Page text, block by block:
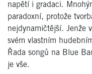
napětí i gradaci.
paradoxní, protože
nejdynamičtější. Jenže
svém vlastním
Řada songů na Blue
je vše.